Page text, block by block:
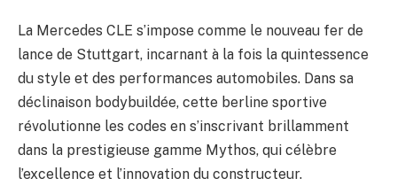
La Mercedes CLE s’impose comme le nouveau fer de
lance de Stuttgart, incarnant à la fois la quintessence
du style et des performances automobiles. Dans sa
déclinaison bodybuildée, cette berline sportive
révolutionne les codes en s’inscrivant brillamment
dans la prestigieuse gamme Mythos, qui célèbre
l’excellence et l’innovation du constructeur.